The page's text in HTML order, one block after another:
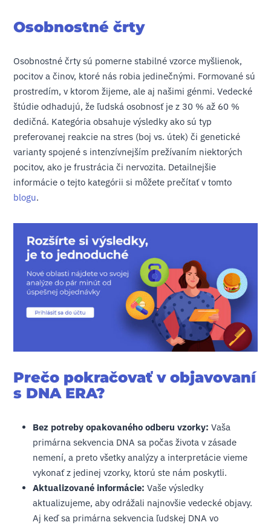
Osobnostné črty
Osobnostné črty sú pomerne stabilné vzorce myšlienok,
pocitov a činov, ktoré nás robia jedinečnými. Formované sú
prostredím, v ktorom žijeme, ale aj našimi génmi. Vedecké
štúdie odhadujú, že ľudská osobnosť je z 30 % až 60 %
dedičná. Kategória obsahuje výsledky ako sú typ
preferovanej reakcie na stres (boj vs. útek) či genetické
varianty spojené s intenzívnejším prežívaním niektorých
pocitov, ako je frustrácia či nervozita. Detailnejšie
informácie o tejto kategórii si môžete prečítať v tomto
blogu.
Prečo pokračovať v objavovaní
s DNA ERA?
Bez potreby opakovaného odberu vzorky: Vaša
primárna sekvencia DNA sa počas života v zásade
nemení, a preto všetky analýzy a interpretácie vieme
vykonať z jedinej vzorky, ktorú ste nám poskytli.
Aktualizované informácie: Vaše výsledky
aktualizujeme, aby odrážali najnovšie vedecké objavy.
Aj keď sa primárna sekvencia ľudskej DNA vo